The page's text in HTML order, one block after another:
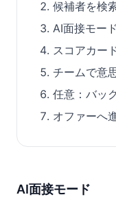
候補者を検
AI面接モー
スコアカー
チームで意
任意：バッ
オファーへ
AI面接モード